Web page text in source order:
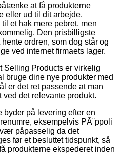
at få produkterne
eller ud til dit arbejde.
et hak mere pebret, men
Den prisbilligste
ordren, som dog står og
ved internet firmaets lager.
Selling Products er virkelig
bruge dine nye produkter med
er det ret passende at man
det relevante produkt.
byder på levering efter en
eksempelvis PÃ¨ppoli
påpasselig da det
før et besluttet tidspunkt, så
produkterne ekspederet inden